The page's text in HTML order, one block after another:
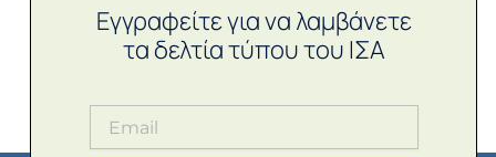
Εγγραφείτε για να λαμβάνετε
τα δελτία τύπου του ΙΣΑ